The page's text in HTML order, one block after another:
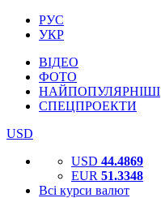
РУС
УКР
ВІДЕО
ФОТО
НАЙПОПУЛЯРНІШІ
СПЕЦПРОЕКТИ
USD
USD 44.4869
EUR 51.3348
Всі курси валют